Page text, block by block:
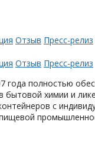
Отзыв Пресс-релиз
Отзыв Пресс-релиз
года полностью
химии и
с